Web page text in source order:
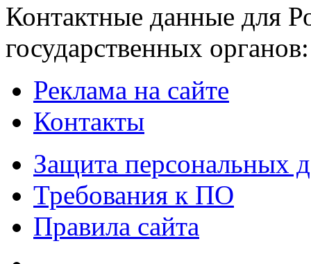
Контактные данные для
государственных
Реклама на сайте
Контакты
Защита персональных
Требования к ПО
Правила сайта